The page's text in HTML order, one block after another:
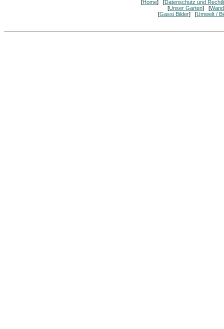
[Home] [Datenschutz und
[Unser Garten] [
[Gassi Bilder] [Umwelt /